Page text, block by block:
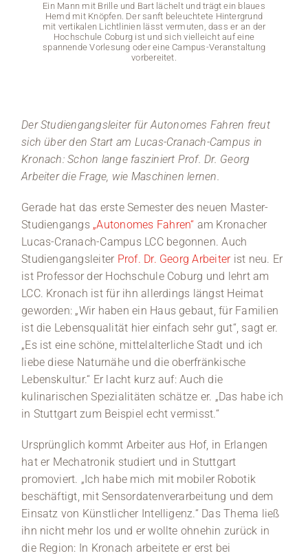
Veranstaltungen
Ein Mann mit Brille und Bart lächelt und trägt ein blaues
Hemd mit Knöpfen. Der sanft beleuchtete Hintergrund
mit vertikalen Lichtlinien lässt vermuten, dass er an der
Hochschule Coburg ist und sich vielleicht auf eine
spannende Vorlesung oder eine Campus-Veranstaltung
vorbereitet.
Der Studiengangsleiter für Autonomes Fahren freut
sich über den Start am Lucas-Cranach-Campus in
Kronach: Schon lange fasziniert Prof. Dr. Georg
Arbeiter die Frage, wie Maschinen lernen.
Gerade hat das erste Semester des neuen Master-
Studiengangs „Autonomes Fahren“ am Kronacher
Lucas-Cranach-Campus LCC begonnen. Auch
Studiengangsleiter Prof. Dr. Georg Arbeiter ist neu. Er
ist Professor der Hochschule Coburg und lehrt am
LCC. Kronach ist für ihn allerdings längst Heimat
geworden: „Wir haben ein Haus gebaut, für Familien
ist die Lebensqualität hier einfach sehr gut“, sagt er.
„Es ist eine schöne, mittelalterliche Stadt und ich
liebe diese Naturnähe und die oberfränkische
Lebenskultur.“ Er lacht kurz auf: Auch die
kulinarischen Spezialitäten schätze er. „Das habe ich
in Stuttgart zum Beispiel echt vermisst.“
Ursprünglich kommt Arbeiter aus Hof, in Erlangen
hat er Mechatronik studiert und in Stuttgart
promoviert. „Ich habe mich mit mobiler Robotik
beschäftigt, mit Sensordatenverarbeitung und dem
Einsatz von Künstlicher Intelligenz.“ Das Thema ließ
ihn nicht mehr los und er wollte ohnehin zurück in
die Region: In Kronach arbeitete er erst bei